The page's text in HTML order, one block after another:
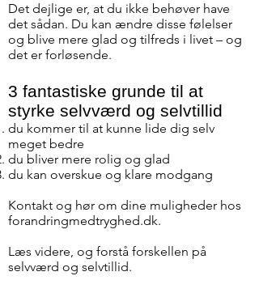
Det dejlige er, at du ikke behøver have
det sådan. Du kan ændre disse følelser
og blive mere glad og tilfreds i livet – og
det er forløsende.
3 fantastiske grunde til at
styrke selvværd og selvtillid
du kommer til at kunne lide dig selv
meget bedre
du bliver mere rolig og glad
du kan overskue og klare modgang
Kontakt og hør om dine muligheder hos
forandringmedtryghed.dk.
Læs videre, og forstå forskellen på
selvværd og selvtillid.